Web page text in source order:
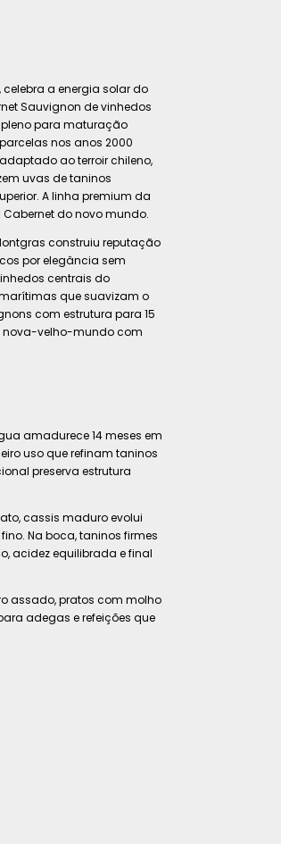
a energia solar do
Sauvignon de vinhedos
para maturação
nos anos 2000
ao terroir chileno,
uvas de taninos
A linha premium da
do novo mundo.
construiu reputação
por elegância sem
centrais do
que suavizam o
com estrutura para 15
nova-velho-mundo com
amadurece 14 meses em
uso que refinam taninos
preserva estrutura
cassis maduro evolui
Na boca, taninos firmes
acidez equilibrada e final
assado, pratos com molho
adegas e refeições que